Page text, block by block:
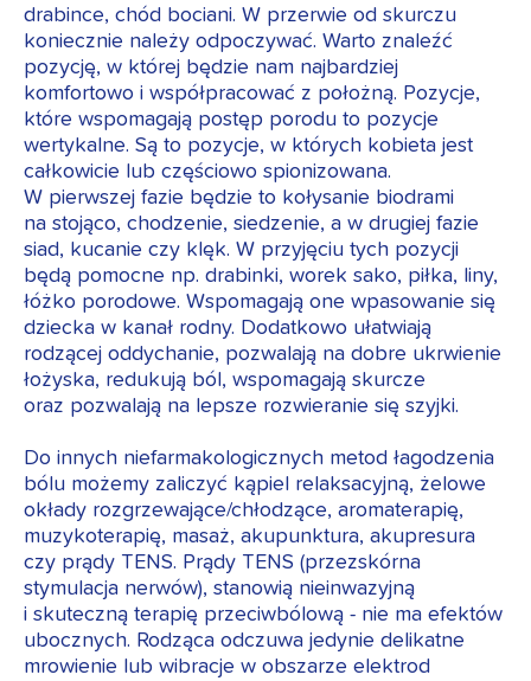
drabince, chód bociani. W przerwie od skurczu
koniecznie należy odpoczywać. Warto znaleźć
pozycję, w której będzie nam najbardziej
komfortowo i współpracować z położną. Pozycje,
które wspomagają postęp porodu to pozycje
wertykalne. Są to pozycje, w których kobieta jest
całkowicie lub częściowo spionizowana.
W pierwszej fazie będzie to kołysanie biodrami
na stojąco, chodzenie, siedzenie, a w drugiej fazie
siad, kucanie czy klęk. W przyjęciu tych pozycji
będą pomocne np. drabinki, worek sako, piłka, liny,
łóżko porodowe. Wspomagają one wpasowanie się
dziecka w kanał rodny. Dodatkowo ułatwiają
rodzącej oddychanie, pozwalają na dobre ukrwienie
łożyska, redukują ból, wspomagają skurcze
oraz pozwalają na lepsze rozwieranie się szyjki.
Do innych niefarmakologicznych metod łagodzenia
bólu możemy zaliczyć kąpiel relaksacyjną, żelowe
okłady rozgrzewające/chłodzące, aromaterapię,
muzykoterapię, masaż, akupunktura, akupresura
czy prądy TENS. Prądy TENS (przezskórna
stymulacja nerwów), stanowią nieinwazyjną
i skuteczną terapię przeciwbólową - nie ma efektów
ubocznych. Rodząca odczuwa jedynie delikatne
mrowienie lub wibracje w obszarze elektrod